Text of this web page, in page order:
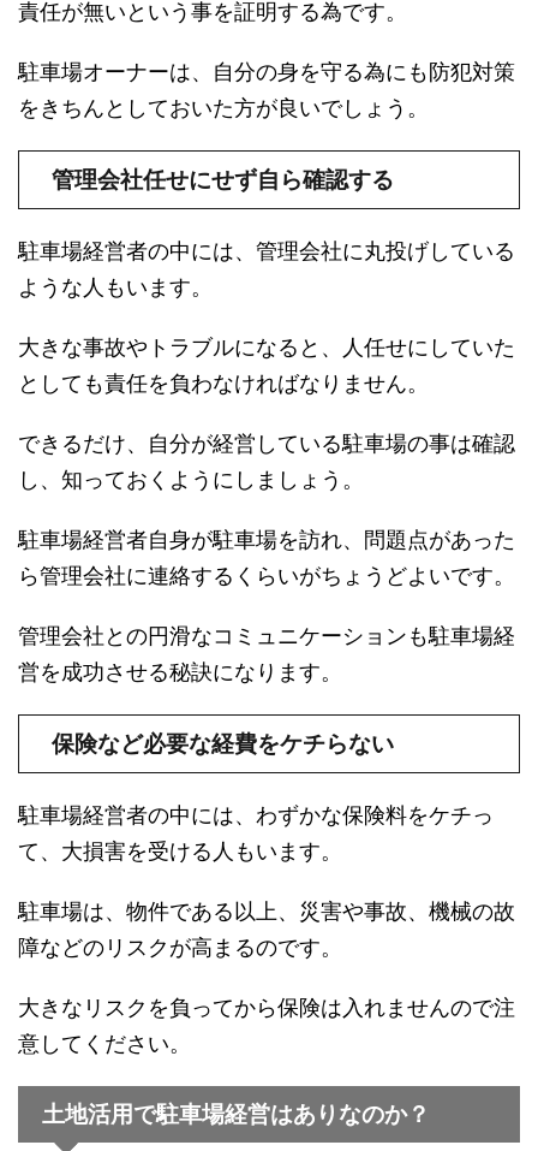
責任が無いという事を証明する為です。
駐車場オーナーは、自分の身を守る為にも防犯対策
をきちんとしておいた方が良いでしょう。
管理会社任せにせず自ら確認する
駐車場経営者の中には、管理会社に丸投げしている
ような人もいます。
大きな事故やトラブルになると、人任せにしていた
としても責任を負わなければなりません。
できるだけ、自分が経営している駐車場の事は確認
し、知っておくようにしましょう。
駐車場経営者自身が駐車場を訪れ、問題点があった
ら管理会社に連絡するくらいがちょうどよいです。
管理会社との円滑なコミュニケーションも駐車場経
営を成功させる秘訣になります。
保険など必要な経費をケチらない
駐車場経営者の中には、わずかな保険料をケチっ
て、大損害を受ける人もいます。
駐車場は、物件である以上、災害や事故、機械の故
障などのリスクが高まるのです。
大きなリスクを負ってから保険は入れませんので注
意してください。
土地活用で駐車場経営はありなのか？